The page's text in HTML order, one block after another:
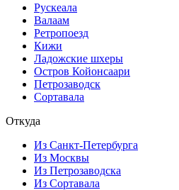
Рускеала
Валаам
Ретропоезд
Кижи
Ладожские шхеры
Остров Койонсаари
Петрозаводск
Сортавала
Откуда
Из Санкт-Петербурга
Из Москвы
Из Петрозаводска
Из Сортавала